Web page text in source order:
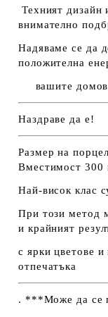
Техният дизайн
внимателно
Надяваме се да
положителна
вашите домове
Наздраве да е!
Размер на
Вместимост 300
Най-висок клас
При този метод
и крайният
с ярки цветове и
отпечатъка
. ***Може да се